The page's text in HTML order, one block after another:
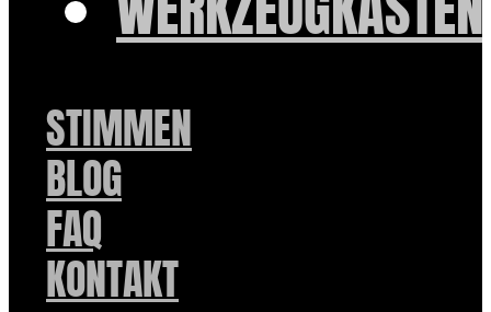
STIMMEN
BLOG
FAQ
KONTAKT